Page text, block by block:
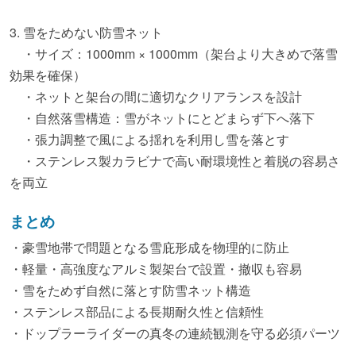
3. 雪をためない防雪ネット
・サイズ：1000mm × 1000mm（架台より大きめで落雪
効果を確保）
・ネットと架台の間に適切なクリアランスを設計
・自然落雪構造：雪がネットにとどまらず下へ落下
・張力調整で風による揺れを利用し雪を落とす
・ステンレス製カラビナで高い耐環境性と着脱の容易さ
を両立
まとめ
・豪雪地帯で問題となる雪庇形成を物理的に防止
・軽量・高強度なアルミ製架台で設置・撤収も容易
・雪をためず自然に落とす防雪ネット構造
・ステンレス部品による長期耐久性と信頼性
・ドップラーライダーの真冬の連続観測を守る必須パーツ